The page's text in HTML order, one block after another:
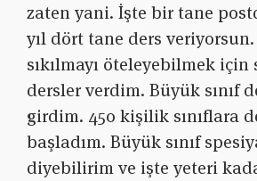
zaten yani. İşte bir tane
yıl dört tane ders
sıkılmayı öteleyebilmek
dersler verdim. Büyük sınıf
girdim. 450 kişilik sınıflara
başladım. Büyük sınıf
diyebilirim ve işte yeteri